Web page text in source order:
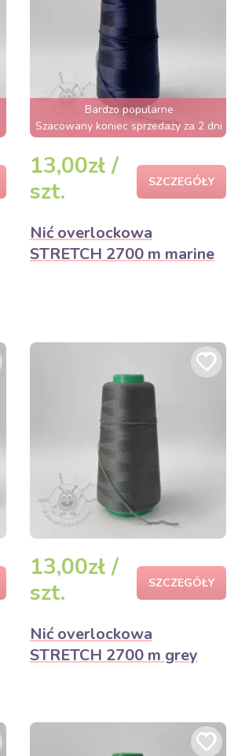
Bardzo popularne
Szacowany koniec sprzedaży za 2 dni
13,00zł /
szt.
SZCZEGÓŁY
Nić overlockowa
STRETCH 2700 m marine
13,00zł /
szt.
SZCZEGÓŁY
Nić overlockowa
STRETCH 2700 m grey